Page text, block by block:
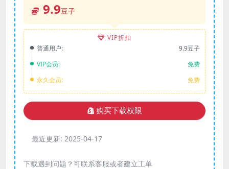
9.9豆子
VIP折扣
普通用户:
9.9豆子
VIP会员:
免费
永久会员:
免费
购买下载权限
最近更新: 2025-04-17
下载遇到问题？可联系客服或者建立工单